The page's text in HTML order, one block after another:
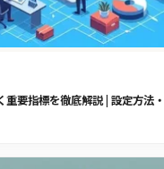
重要指標を徹底解説 | 設定方法